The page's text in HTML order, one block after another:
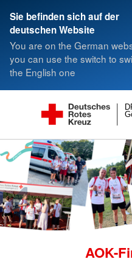
Sie befinden sich auf der
deutschen Website
You are on the German
you can use the switch to
the English one